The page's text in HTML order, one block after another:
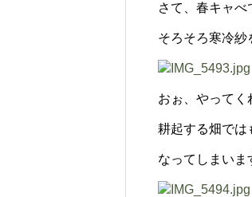
さて、春キャべ
そろそろ寒冷紗
おぉ、やって
耕起する畑では
なってしまいま